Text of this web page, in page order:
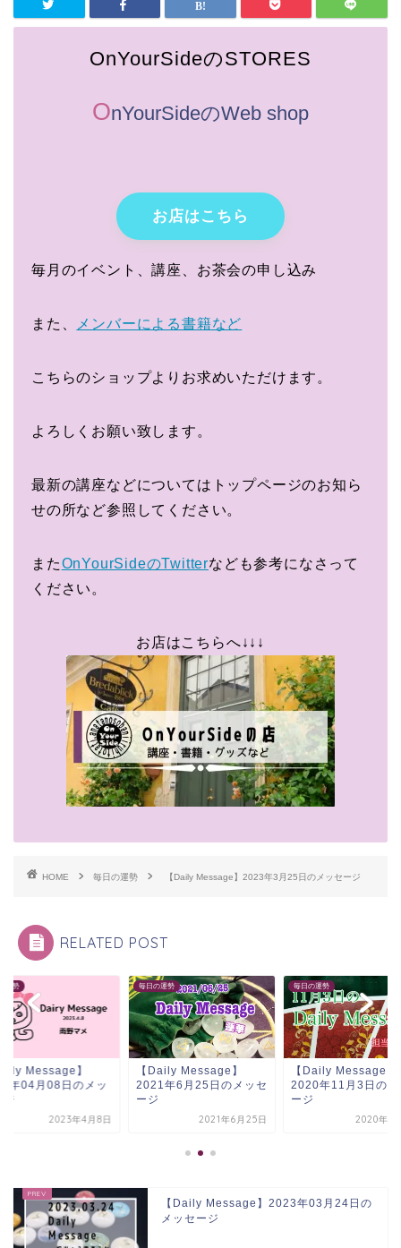
OnYourSideのSTORES
OnYourSideのWeb shop
お店はこちら
毎月のイベント、講座、お茶会の申し込み
また、 メンバーによる書籍など
こちらのショップよりお求めいただけます。
よろしくお願い致します。
最新の講座などについてはトップページのお知ら
せの所など参照してください。
またOnYourSideのTwitterなども参考になさって
ください。
お店はこちらへ↓↓↓
HOME 毎日の運勢 【Daily Message】2023年3月25日のメッセージ
RELATED POST
】
日のメッ
年4月8日
【Daily Message】
2021年6月25日のメッセ
2021年6月25日
毎日の運勢
【Daily Message】
2020年11月3日のメッセ
2020年11月3日
【Daily Message】2023年03月24日の
メッセージ